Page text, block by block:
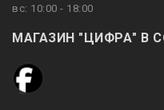
вс: 10:00 - 18:00
МАГАЗИН "ЦИФРА" В